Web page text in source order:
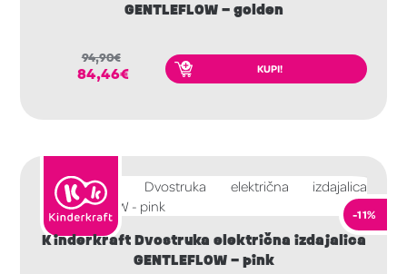
GENTLEFLOW – golden
94,90€
84,46€ KUPI!
-11%
Kinderkraft Dvostruka električna izdajalica
GENTLEFLOW – pink